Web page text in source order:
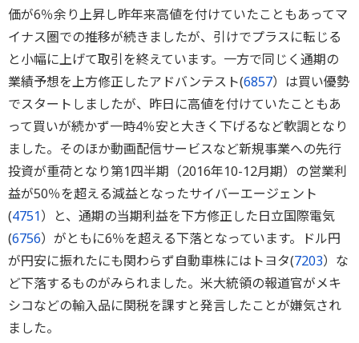
価が6％余り上昇し昨年来高値を付けていたこともあってマ
イナス圏での推移が続きましたが、引けでプラスに転じる
と小幅に上げて取引を終えています。一方で同じく通期の
業績予想を上方修正したアドバンテスト(6857）は買い優勢
でスタートしましたが、昨日に高値を付けていたこともあ
って買いが続かず一時4％安と大きく下げるなど軟調となり
ました。そのほか動画配信サービスなど新規事業への先行
投資が重荷となり第1四半期（2016年10-12月期）の営業利
益が50％を超える減益となったサイバーエージェント
(4751）と、通期の当期利益を下方修正した日立国際電気
(6756）がともに6％を超える下落となっています。ドル円
が円安に振れたにも関わらず自動車株にはトヨタ(7203）な
ど下落するものがみられました。米大統領の報道官がメキ
シコなどの輸入品に関税を課すと発言したことが嫌気され
ました。